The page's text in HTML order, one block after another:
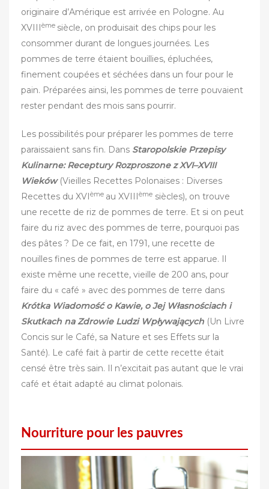
originaire d’Amérique est arrivée en Pologne. Au
XVIIIème siècle, on produisait des chips pour les
consommer durant de longues journées. Les
pommes de terre étaient bouillies, épluchées,
finement coupées et séchées dans un four pour le
pain. Préparées ainsi, les pommes de terre pouvaient
rester pendant des mois sans pourrir.
Les possibilités pour préparer les pommes de terre
paraissaient sans fin. Dans Staropolskie Przepisy
Kulinarne: Receptury Rozproszone z XVI–XVIII
Wieków(Vieilles Recettes Polonaises : Diverses
Recettes du XVIème au XVIIIème siècles), on trouve
une recette de riz de pommes de terre. Et si on peut
faire du riz avec des pommes de terre, pourquoi pas
des pâtes ? De ce fait, en 1791, une recette de
nouilles fines de pommes de terre est apparue. Il
existe même une recette, vieille de 200 ans, pour
faire du « café » avec des pommes de terre dans
Krótka Wiadomość o Kawie, o Jej Własnościach i
Skutkach na Zdrowie Ludzi Wpływających (Un Livre
Concis sur le Café, sa Nature et ses Effets sur la
Santé). Le café fait à partir de cette recette était
censé être très sain. Il n’excitait pas autant que le vrai
café et était adapté au climat polonais.
Nourriture pour les pauvres